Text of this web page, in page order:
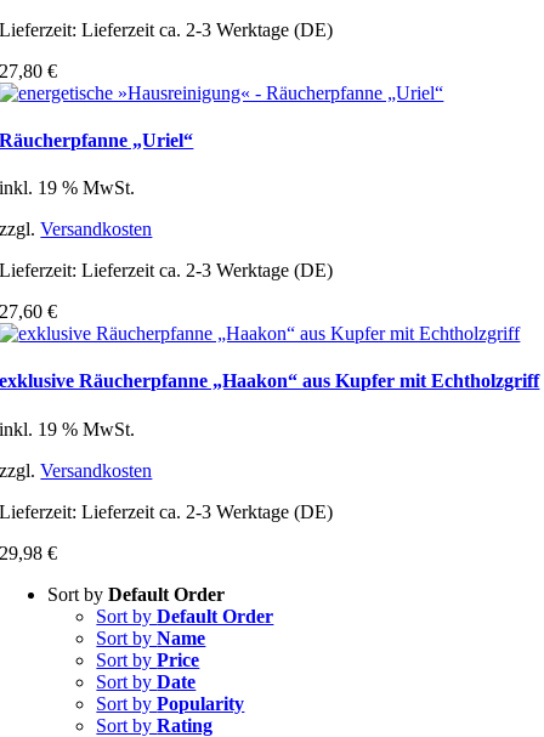
Lieferzeit:Lieferzeit ca. 2-3 Werktage (DE)
27,80€
Räucherpfanne „Uriel“
inkl. 19 % MwSt.
zzgl.Versandkosten
Lieferzeit:Lieferzeit ca. 2-3 Werktage (DE)
27,60€
exklusive Räucherpfanne „Haakon“ aus Kupfer mit Echtholzgriff
inkl. 19 % MwSt.
zzgl.Versandkosten
Lieferzeit:Lieferzeit ca. 2-3 Werktage (DE)
29,98€
Sort byDefault Order
Sort byDefault Order
Sort byName
Sort byPrice
Sort byDate
Sort byPopularity
Sort byRating